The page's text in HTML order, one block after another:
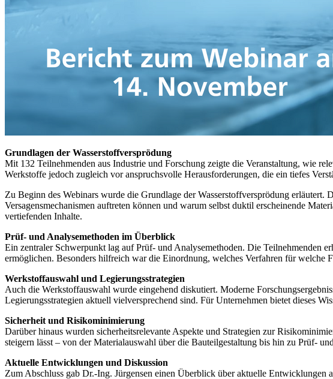
Grundlagen der Wasserstoffversprödung
Mit 132 Teilnehmenden aus Industrie und Forschung zeigte die Veranstaltung, wie
Werkstoffe jedoch zugleich vor anspruchsvolle Herausforderungen, die ein tiefes
Zu Beginn des Webinars wurde die Grundlage der Wasserstoffversprödung
Versagensmechanismen auftreten können und warum selbst duktil erscheinende
vertiefenden Inhalte.
Prüf- und Analysemethoden im Überblick
Ein zentraler Schwerpunkt lag auf Prüf- und Analysemethoden. Die Teilnehmenden
ermöglichen. Besonders hilfreich war die Einordnung, welches Verfahren für welche
Werkstoffauswahl und Legierungsstrategien
Auch die Werkstoffauswahl wurde eingehend diskutiert. Moderne
Legierungsstrategien aktuell vielversprechend sind. Für Unternehmen bietet dieses
Sicherheit und Risikominimierung
Darüber hinaus wurden sicherheitsrelevante Aspekte und Strategien zur
steigern lässt – von der Materialauswahl über die Bauteilgestaltung bis hin zu Prüf-
Aktuelle Entwicklungen und Diskussion
Zum Abschluss gab Dr.-Ing. Jürgensen einen Überblick über aktuelle